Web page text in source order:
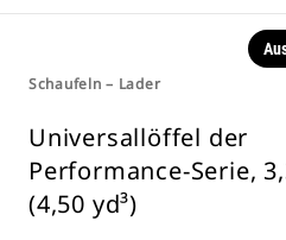
Schaufeln – Lader
Universallöffel der
Performance-Serie,
(4,50 yd³)